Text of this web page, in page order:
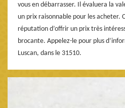
vous en débarrasser. Il évaluera la
un prix raisonnable pour les acheter.
réputation d’offrir un prix très
brocante. Appelez-le pour plus
Luscan, dans le 31510.